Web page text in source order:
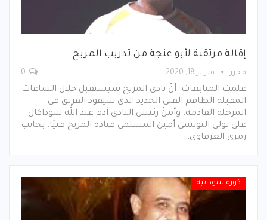
إقالة مرتقبة لأبو عنجة من تدريب المريخ
محرر فبراير 18, 2020
علمت المتابعات أنّ نادي المريخ سيستقبل خلال الساعات
المقبلة الطاقم الفني الجديد الذي سيقود الفريق في
المرحلة القادمة. وأمنّ رئيس النادي آدم عبد الله سوداكال
على تولي التونسي أمين المسلمي قيادة المريخ فنيًا، بجانب
رمزي العرفاوي…
كورة سودانية